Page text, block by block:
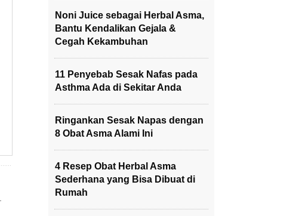
Noni Juice sebagai Herbal Asma,
Bantu Kendalikan Gejala &
Cegah Kekambuhan
11 Penyebab Sesak Nafas pada
Asthma Ada di Sekitar Anda
Ringankan Sesak Napas dengan
8 Obat Asma Alami Ini
4 Resep Obat Herbal Asma
Sederhana yang Bisa Dibuat di
Rumah